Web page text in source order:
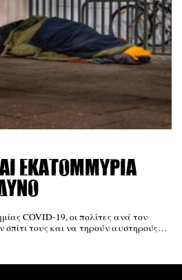
εκατομμύρια
COVID-19, οι πολίτες ανά τον
σπίτι τους και να τηρούν αυστηρούς…